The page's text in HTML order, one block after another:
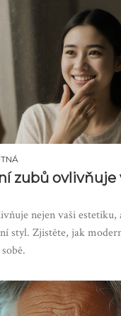
zubů ovlivňuje
nejen vaši estetiku,
styl. Zjistěte, jak